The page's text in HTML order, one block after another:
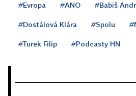
#Evropa #ANO #Babiš
#Dostálová Klára #Spolu
#Turek Filip #Podcasty HN